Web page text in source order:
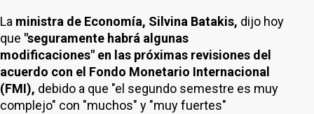
La ministra de Economía, Silvina Batakis, dijo hoy
que "seguramente habrá algunas
modificaciones" en las próximas revisiones del
acuerdo con el Fondo Monetario Internacional
(FMI), debido a que "el segundo semestre es muy
complejo" con "muchos" y "muy fuertes"